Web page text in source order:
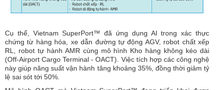
Cụ thể, Vietnam SuperPort™ đã ứng dụng AI trong xác thực
chứng từ hàng hóa, xe dẫn đường tự động AGV, robot chất xếp
RL, robot tự hành AMR cùng mô hình Kho hàng không kéo dài
(Off-Airport Cargo Terminal - OACT). Việc tích hợp các công nghệ
này giúp năng suất vận hành tăng khoảng 35%, đồng thời giảm tỷ
lệ sai sót tới 50%.